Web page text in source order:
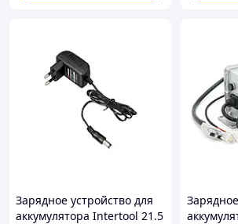
Зарядное устройство для
аккумулятора Intertool 21.5